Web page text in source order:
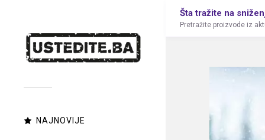
NAJNOVIJE
Šta tražite na
Pretražite proizvode iz